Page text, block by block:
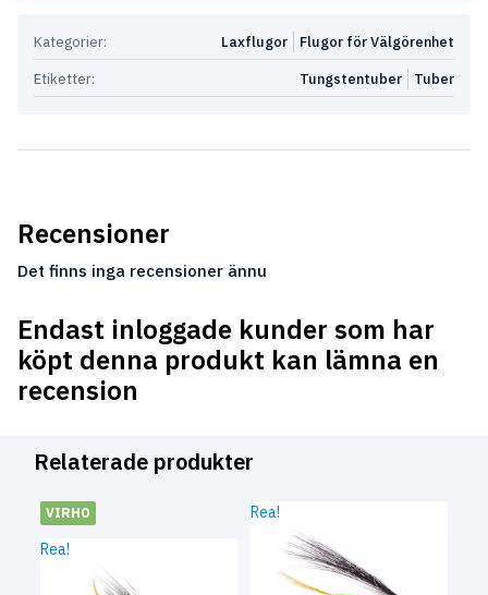
Kategorier: Flugor för Välgörenhet
Laxflugor
Etiketter:
Tuber
Tungstentuber
Recensioner
Det finns inga recensioner ännu
Endast inloggade kunder som har
köpt denna produkt kan lämna en
recension
Relaterade produkter
VIRHO
Rea!
Rea!